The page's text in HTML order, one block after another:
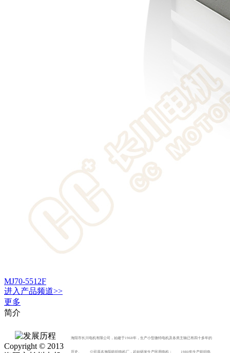
MJ70-5512F
进入 产品频道>>
更多
简介
海阳市长川电机有限公司，始建于1968年，生产小型微特电机及各类主轴已有四十多年的
历史。 公司原名海阳纺织电机厂，起始研发生产民用电机； 1980年生产纺织电
Copyright © 2013